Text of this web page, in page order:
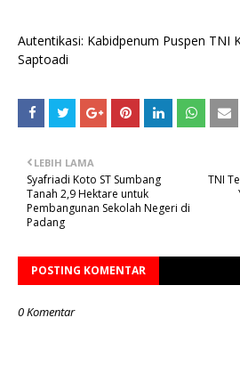
Autentikasi: Kabidpenum Puspen TNI
Saptoadi
TNI
LEBIH LAMA
Syafriadi Koto ST Sumbang
Tanah 2,9 Hektare untuk
Pembangunan Sekolah Negeri di
Padang
POSTING KOMENTAR
0 Komentar